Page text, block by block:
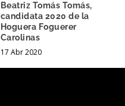
Beatriz Tomás Tomás,
candidata 2020 de la
Hoguera Foguerer
Carolinas
17 Abr 2020